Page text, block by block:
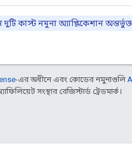
কাস্ট নমুনা অ্যাপ্লিকেশান
-এর অধীনে এবং কোডের নমুনাগুলি
সংস্থার রেজিস্টার্ড ট্রেডমার্ক।